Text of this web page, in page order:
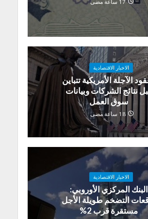
17 ساعة مضى
الاخبار الاقتصادية
الآجلة الأمريكية تتباين
نتائج الشركات وبيانات
سوق العمل
18 ساعة مضى
الاخبار الاقتصادية
البنك المركزي الأوروبي:
التضخم طويلة الأجل
مستقرة قرب 2%